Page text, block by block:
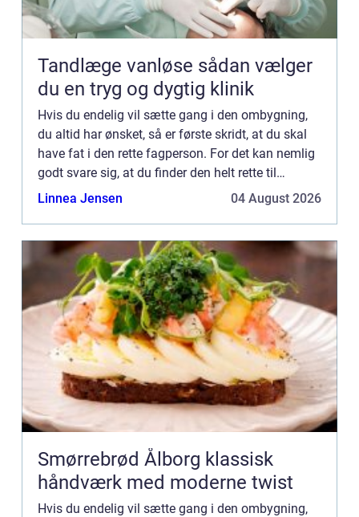
Tandlæge vanløse sådan vælger
du en tryg og dygtig klinik
Hvis du endelig vil sætte gang i den ombygning,
du altid har ønsket, så er første skridt, at du skal
have fat i den rette fagperson. For det kan nemlig
godt svare sig, at du finder den helt rette til
opgaven. Et godt bud er, at du tager fat i en mure...
Linnea Jensen 04 August 2026
Smørrebrød Ålborg klassisk
håndværk med moderne twist
Hvis du endelig vil sætte gang i den ombygning,